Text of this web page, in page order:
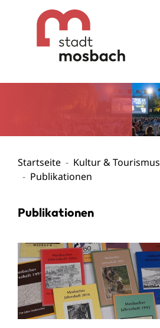
Gehe zum Navigationsbereich
Gehe zum Inhalt
Startseite Kultur & Tourismus
Publikationen
Publikationen